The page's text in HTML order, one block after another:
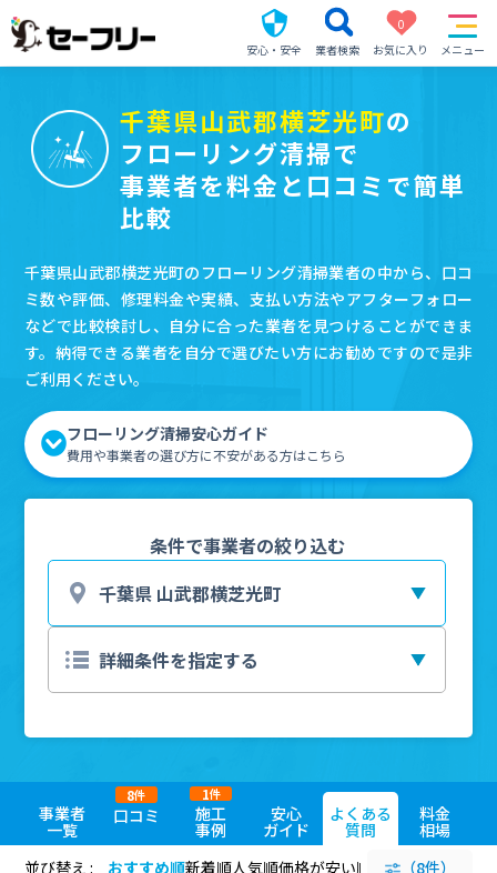
安心・安全 業者検索
0
お気に入り
メニュー
千葉県山武郡横芝光町の
フローリング清掃で
事業者を料金と口コミで簡単
比較
千葉県山武郡横芝光町のフローリング清掃業者の中から、口コ
ミ数や評価、修理料金や実績、支払い方法やアフターフォロー
などで比較検討し、自分に合った業者を見つけることができま
す。納得できる業者を自分で選びたい方にお勧めですので是非
ご利用ください。
フローリング清掃安心ガイド
費用や事業者の選び方に不安がある方はこちら
条件で事業者の絞り込む
事業者
一覧
口コミ
8件
施工
事例
1件
安心
ガイド
よくある
質問
料金
相場
並び替え :
おすすめ順新着順人気順価格が安い順 評価が高い順
（8件）